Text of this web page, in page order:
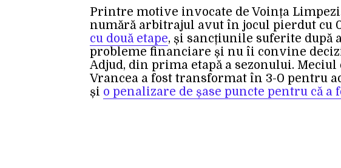
Printre motive invocate de Voința
numără arbitrajul avut în jocul pierdut cu
cu două etape, și sancțiunile suferite după
probleme financiare și nu îi convine
Adjud, din prima etapă a sezonului. Meciul
Vrancea a fost transformat în 3-0 pentru
și o penalizare de șase puncte pentru că a